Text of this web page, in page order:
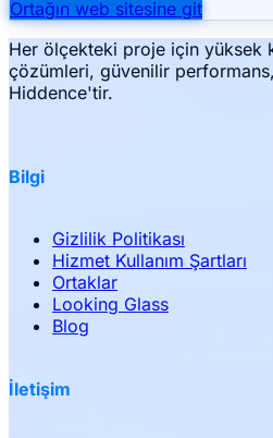
Ortağın web sitesine git
Her ölçekteki proje için yüksek
çözümleri, güvenilir
Hiddence'tir.
Bilgi
Gizlilik Politikası
Hizmet Kullanım Şartları
Ortaklar
Looking Glass
Blog
İletişim